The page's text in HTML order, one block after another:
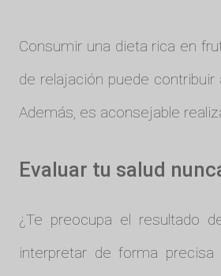
Consumir una dieta rica en
de relajación puede
Además, es aconsejable
Evaluar tu salud
¿Te preocupa el resultado
interpretar de forma precisa